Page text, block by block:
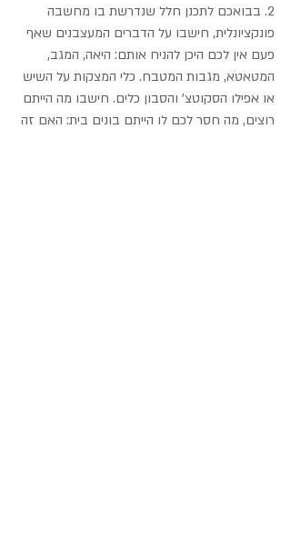
2. בבואכם לתכנן חלל שנדרשת בו מחשבה
פונקציונלית, חישבו על הדברים המעצבנים שאף
פעם אין לכם היכן להניח אותם: היאה, המגב,
המטאטא, מגבות המטבח. כלי המצקות על השיש
או אפילו הסקוטצ' והסבון כלים. חישבו מה הייתם
רוצים, מה חסר לכם לו הייתם בונים בית: האם זה